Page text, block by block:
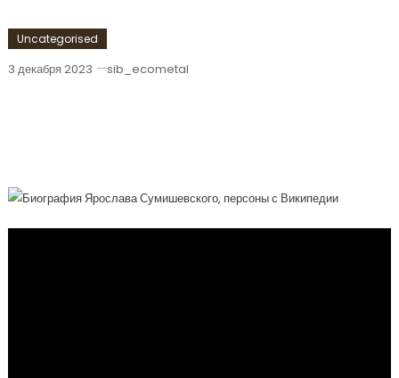
Uncategorised
3 декабря 2023 sib_ecometal